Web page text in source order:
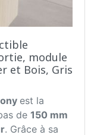
module
et Bois, Gris
est la
de 150 mm
. Grâce à sa